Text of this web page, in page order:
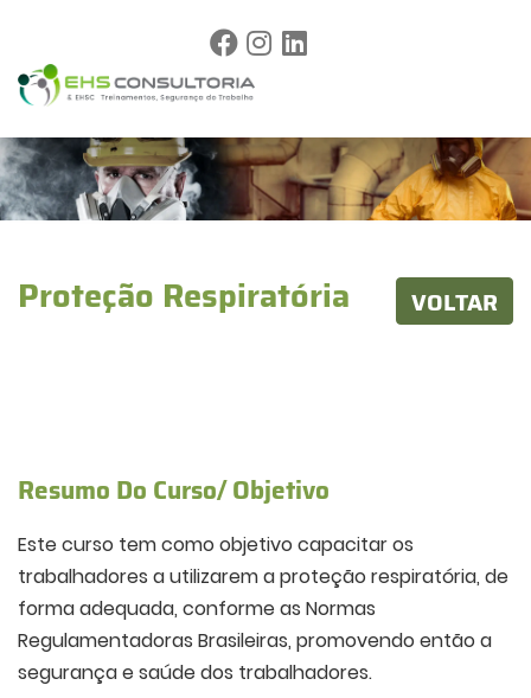
Proteção Respiratória VOLTAR
Resumo Do Curso/ Objetivo
Este curso tem como objetivo capacitar os
trabalhadores a utilizarem a proteção respiratória, de
forma adequada, conforme as Normas
Regulamentadoras Brasileiras, promovendo então a
segurança e saúde dos trabalhadores.